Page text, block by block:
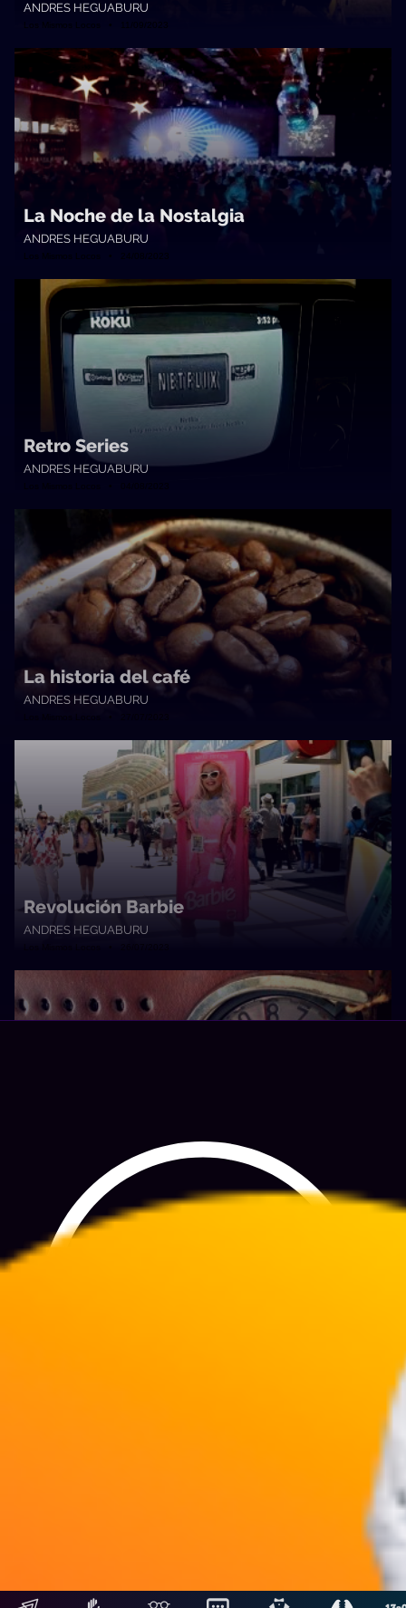
ANDRES HEGUABURU
Los Mismos Locos • 11/09/2023
La Noche de la Nostalgia
ANDRES HEGUABURU
Los Mismos Locos • 24/08/2023
Retro Series
ANDRES HEGUABURU
La historia del café
ANDRES HEGUABURU
Revolución Barbie
ANDRES HEGUABURU
ANDRES HEGUABURU
Los Mismos Locos • 06/07/2023
Siguientes